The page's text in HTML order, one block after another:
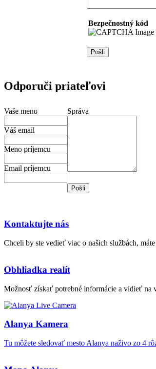
Bezpečnostný kód
Odporuči priateľovi
Vaše meno
Váš email
Meno príjemcu
Email príjemcu
Správa
Kontaktujte nás
Chceli by ste vedieť viac o našich službách,
Obhliadka realít
Možnosť získať potrebné informácie a vidieť na
Alanya Kamera
Tu môžete sledovať mesto Alanya naživo zo 4